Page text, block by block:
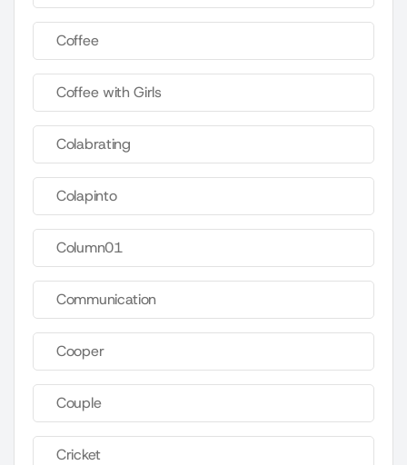
Coffee
Coffee with Girls
Colabrating
Colapinto
Column01
Communication
Cooper
Couple
Cricket